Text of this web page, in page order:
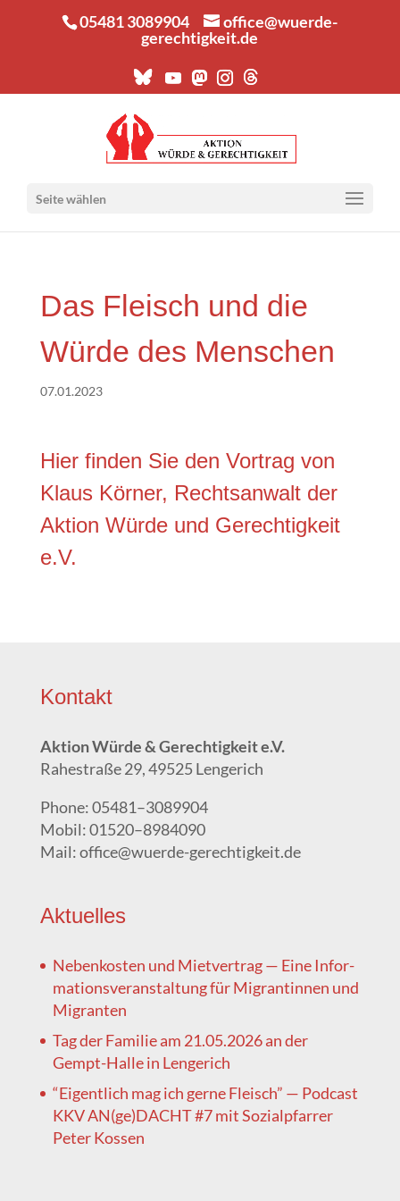
05481 3089904
office@wuerde-
gerechtigkeit.de
Seite wählen
Das Fleisch und die
Wür­de des Menschen
07.01.2023
Hier fin­den Sie den Vor­trag von
Klaus Kör­ner, Rechts­an­walt der
Akti­on Wür­de und Gerech­tig­keit
e.V.
Kon­takt
Akti­on Wür­de & Gerech­tig­keit e.V.
Rahe­stra­ße 29, 49525 Lengerich
Pho­ne: 05481–3089904
Mobil: 01520–8984090
Mail: office@wuerde-gerechtigkeit.de
Aktu­el­les
Neben­kos­ten und Miet­ver­trag — Eine Infor­
ma­ti­ons­ver­an­stal­tung für Migran­tin­nen und
Migranten
Tag der Fami­lie am 21.05.2026 an der
Gempt-Hal­le in Lengerich
“Eigent­lich mag ich ger­ne Fleisch” — Pod­cast
KKV AN(ge)DACHT #7 mit Sozi­al­pfar­rer
Peter Kossen